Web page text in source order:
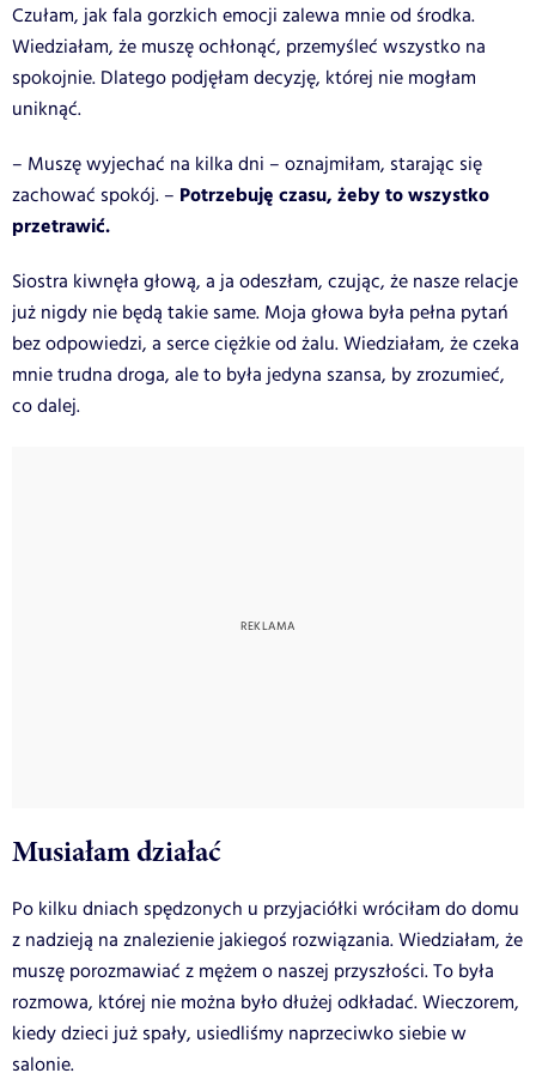
Czułam, jak fala gorzkich emocji zalewa mnie od środka.
Wiedziałam, że muszę ochłonąć, przemyśleć wszystko na
spokojnie. Dlatego podjęłam decyzję, której nie mogłam
uniknąć.
– Muszę wyjechać na kilka dni – oznajmiłam, starając się
zachować spokój. – Potrzebuję czasu, żeby to wszystko
przetrawić.
Siostra kiwnęła głową, a ja odeszłam, czując, że nasze relacje
już nigdy nie będą takie same. Moja głowa była pełna pytań
bez odpowiedzi, a serce ciężkie od żalu. Wiedziałam, że czeka
mnie trudna droga, ale to była jedyna szansa, by zrozumieć,
co dalej.
Musiałam działać
Po kilku dniach spędzonych u przyjaciółki wróciłam do domu
z nadzieją na znalezienie jakiegoś rozwiązania. Wiedziałam, że
muszę porozmawiać z mężem o naszej przyszłości. To była
rozmowa, której nie można było dłużej odkładać.Wieczorem,
kiedy dzieci już spały, usiedliśmy naprzeciwko siebie w
salonie.